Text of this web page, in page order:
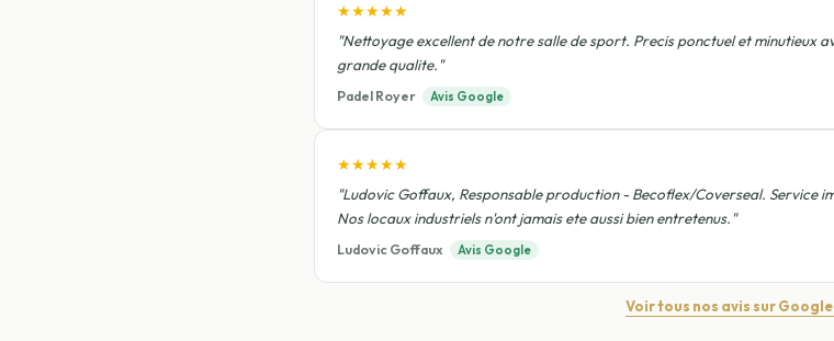
★★★★★
"Nettoyage excellent de notre salle de sport. Precis ponctuel et minutieux
grande qualite."
Padel Royer Avis Google
★★★★★
"Ludovic Goffaux, Responsable production - Becoflex/Coverseal. Service
Nos locaux industriels n'ont jamais ete aussi bien entretenus."
Ludovic Goffaux Avis Google
Voir tous nos avis sur